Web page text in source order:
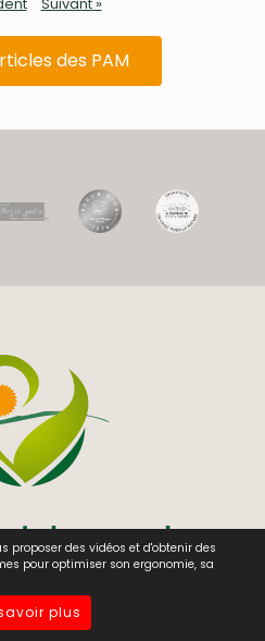
proposer des vidéos et d'obtenir des
pour optimiser son ergonomie, sa
plus
Suivant »
des PAM